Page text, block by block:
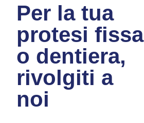
Per la tua
protesi fissa
o dentiera,
rivolgiti a
noi